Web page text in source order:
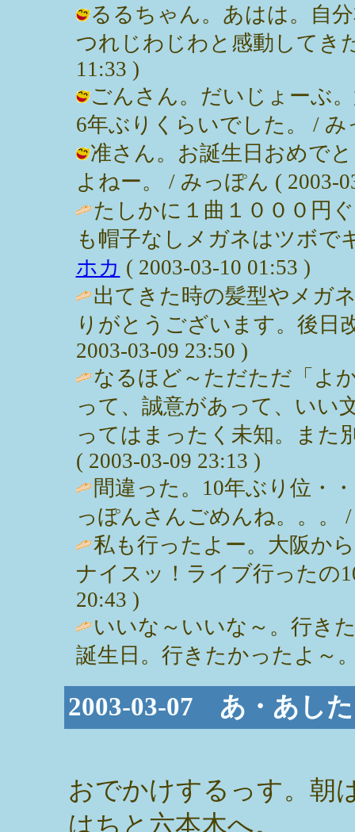
るるちゃん。あはは。自
つれじわじわと感動してき
11:33 )
ごんさん。だいじょーぶ
6年ぶりくらいでした。 / み
准さん。お誕生日おめで
よねー。 / みっぽん ( 2003-
たしかに１曲１０００円
も帽子なしメガネはツボで
ホカ ( 2003-03-10 01:53 )
出てきた時の髪型やメガ
りがとうございます。後日
2003-03-09 23:50 )
なるほど～ただただ「よ
って、誠意があって、いい
ってはまったく未知。また
( 2003-03-09 23:13 )
間違った。10年ぶり位・
っぽんさんごめんね。。。 /
私も行ったよー。大阪か
ナイスッ！ライブ行ったの
20:43 )
いいな～いいな～。行き
誕生日。行きたかったよ～
2003-03-07 あ・あし
おでかけするっす。朝
はちと六本木へ。